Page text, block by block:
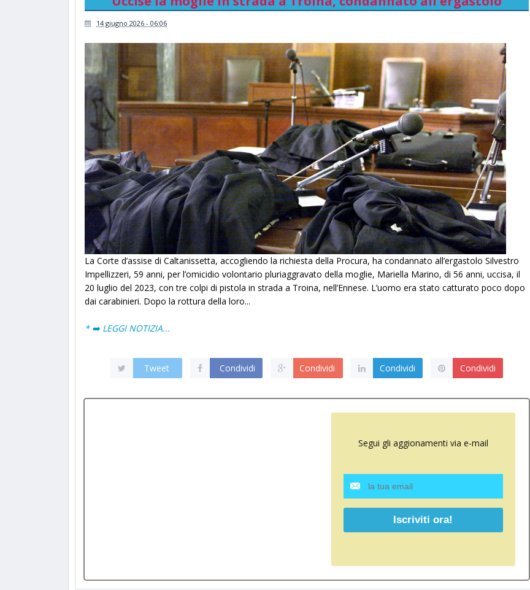
14 giugno 2026 - 06:06
La Corte d’assise di Caltanissetta, accogliendo la richiesta della Procura, ha condannato all’ergastolo Silvestro
Impellizzeri, 59 anni, per l’omicidio volontario pluriaggravato della moglie, Mariella Marino, di 56 anni, uccisa, il
20 luglio del 2023, con tre colpi di pistola in strada a Troina, nell’Ennese. L’uomo era stato catturato poco dopo
dai carabinieri. Dopo la rottura della loro...
* ➡️ LEGGI NOTIZIA...
Tweet Condividi Condividi Condividi Condividi
Segui gli aggionamenti via e-mail